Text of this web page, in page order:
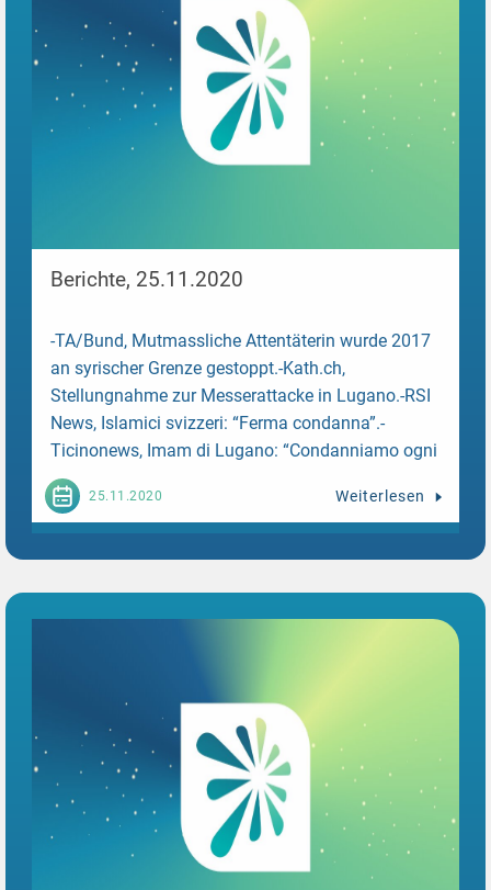
Berichte, 25.11.2020
-TA/Bund, Mutmassliche Attentäterin wurde 2017
an syrischer Grenze gestoppt.-Kath.ch,
Stellungnahme zur Messerattacke in Lugano.-RSI
News, Islamici svizzeri: “Ferma condanna”.-
Ticinonews, Imam di Lugano: “Condanniamo ogni
violenza”....
25.11.2020 Weiterlesen